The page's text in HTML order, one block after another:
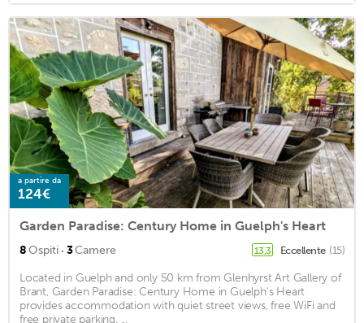
a partire da
124€
Garden Paradise: Century Home in Guelph's Heart
8Ospiti · 3Camere 13,3 Eccellente (15)
Located in Guelph and only 50 km from Glenhyrst Art Gallery of
Brant, Garden Paradise: Century Home in Guelph's Heart
provides accommodation with quiet street views, free WiFi and
free private parking. ...